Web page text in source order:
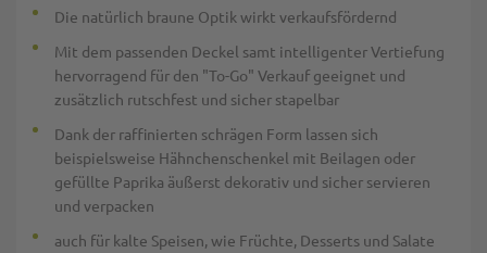
Die natürlich braune Optik wirkt verkaufsfördernd
Mit dem passenden Deckel samt intelligenter Vertiefung
hervorragend für den "To-Go" Verkauf geeignet und
zusätzlich rutschfest und sicher stapelbar
Dank der raffinierten schrägen Form lassen sich
beispielsweise Hähnchenschenkel mit Beilagen oder
gefüllte Paprika äußerst dekorativ und sicher servieren
und verpacken
auch für kalte Speisen, wie Früchte, Desserts und Salate